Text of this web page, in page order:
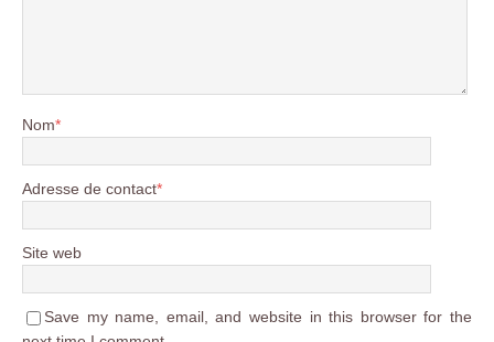
Nom*
Adresse de contact*
Site web
Save my name, email, and website in this browser for the